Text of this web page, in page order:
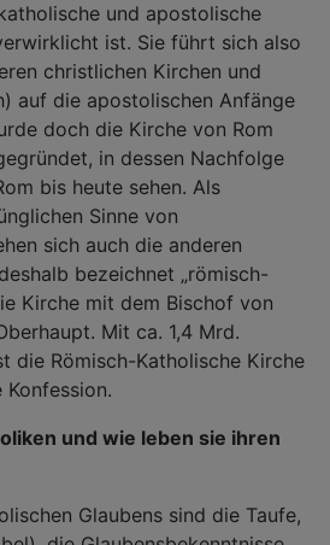
und apostolische
ist. Sie führt sich also
christlichen Kirchen und
auf die apostolischen Anfänge
doch die Kirche von Rom
in dessen Nachfolge
bis heute sehen. Als
Sinne von
sich auch die anderen
bezeichnet „römisch-
Kirche mit dem Bischof von
Mit ca. 1,4 Mrd.
die Römisch-Katholische Kirche
und wie leben sie ihren
Glaubens sind die Taufe,